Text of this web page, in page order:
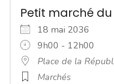
Petit marché
18 mai 2036
9h00 - 12h00
Place de la
Marchés